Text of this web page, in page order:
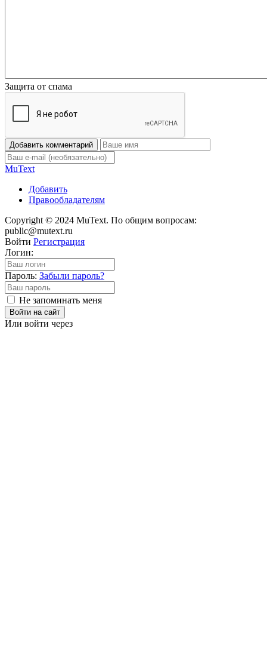
Защита от спама
Добавить комментарий
MuText
Добавить
Правообладателям
Copyright © 2024 MuText. По общим вопросам:
public@mutext.ru
Войти Регистрация
Логин:
Пароль: Забыли пароль?
Не запоминать меня
Войти на сайт
Или войти через